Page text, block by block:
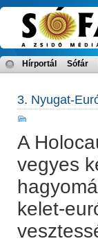
Hírportál Sófár
3. Nyugat-
A
vegyes
kelet-